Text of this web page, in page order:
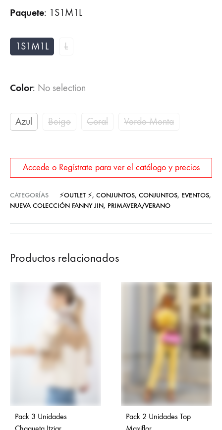
Paquete: 1S1M1L
1S1M1L L
Color: No selection
Azul Beige Coral Verde Menta
Accede o Regístrate para ver el catálogo y precios
CATEGORÍAS ⚡OUTLET ⚡, CONJUNTOS, CONJUNTOS, EVENTOS,
NUEVA COLECCIÓN FANNY JIN, PRIMAVERA/VERANO
Productos relacionados
Pack 3 Unidades
Pack 2 Unidades Top